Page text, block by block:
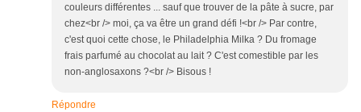
couleurs différentes ... sauf que trouver de la pâte à sucre, par
chez<br /> moi, ça va être un grand défi !<br /> Par contre,
c'est quoi cette chose, le Philadelphia Milka ? Du fromage
frais parfumé au chocolat au lait ? C'est comestible par les
non-anglosaxons ?<br /> Bisous !
Répondre